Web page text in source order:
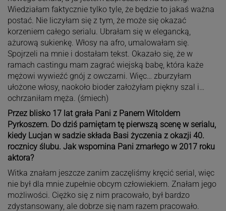
Wiedziałam faktycznie tylko tyle, że będzie to jakaś ważna
postać. Nie liczyłam się z tym, że może się okazać
korzeniem całego serialu. Ubrałam się w elegancką,
ażurową sukienkę. Włosy na afro, umalowałam się.
Spojrzeli na mnie i dostałam tekst. Okazało się, że w
ramach castingu mam zagrać wiejską babę, która każe
mężowi wywieźć gnój z owczarni. Więc… zburzyłam
ułożone włosy, naokoło bioder założyłam piękny szal i…
ochrzaniłam męża. (śmiech)
Przez blisko 17 lat grała Pani z Panem Witoldem
Pyrkoszem. Do dziś pamiętam tę pierwszą scenę w serialu,
kiedy Lucjan w sadzie składa Basi życzenia z okazji 40.
rocznicy ślubu. Jak wspomina Pani zmarłego w 2017 roku
aktora?
Witka znałam jeszcze zanim zaczęliśmy kręcić serial, więc
nie był dla mnie zupełnie obcym człowiekiem. Znałam jego
możliwości. Ciężko się z nim pracowało, był bardzo
zdystansowany, ale dobrze się nam razem pracowało.